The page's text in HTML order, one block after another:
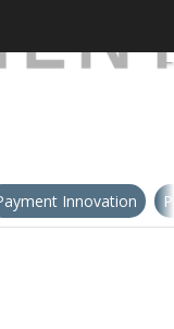
Innovation